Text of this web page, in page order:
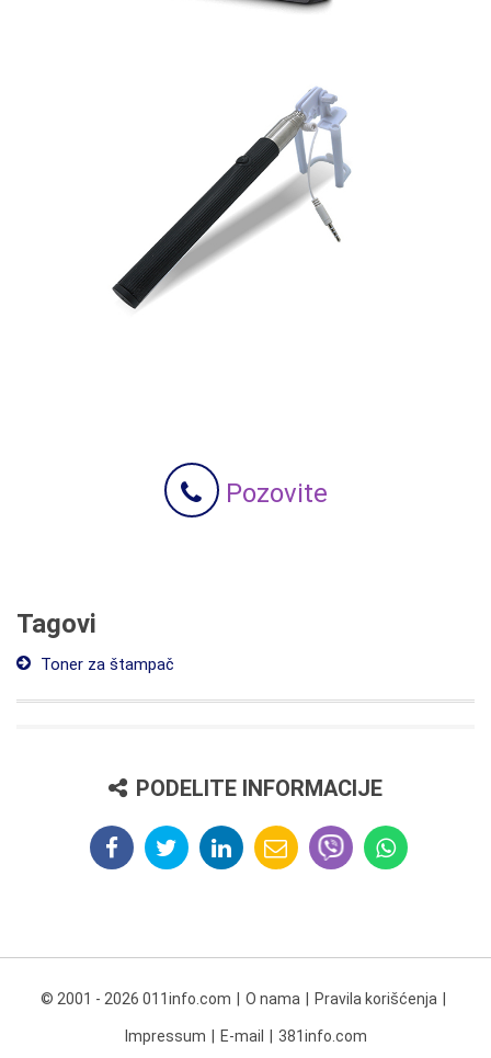
Pozovite
Tagovi
Toner za štampač
PODELITE INFORMACIJE
© 2001 - 2026 011info.com O nama Pravila korišćenja
Impressum E-mail 381info.com